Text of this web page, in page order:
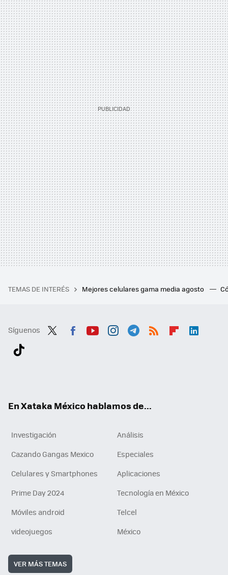
TEMAS DE INTERÉS Mejores celulares gama media agosto
Síguenos
En Xataka México hablamos de...
Investigación
Análisis
Cazando Gangas Mexico
Especiales
Celulares y Smartphones
Aplicaciones
Prime Day 2024
Tecnología en México
Móviles android
Telcel
videojuegos
México
VER MÁS TEMAS